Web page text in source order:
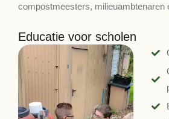
compostmeesters, milieuambtenaren
Educatie voor scholen